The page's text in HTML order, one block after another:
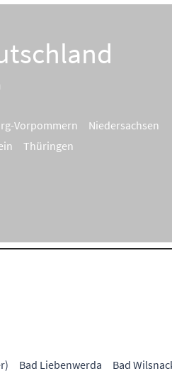
Vorpommern
Niedersachsen
Thüringen
Bad Liebenwerda Bad